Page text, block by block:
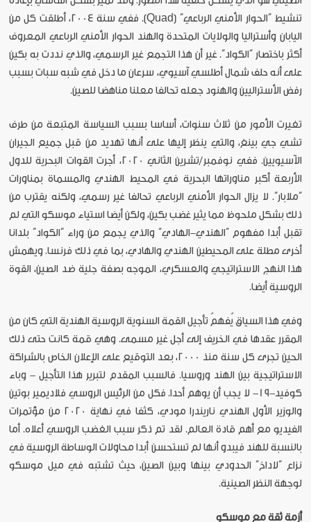
تنشيط “الحوار الأمني الرباعي” (Quad). ففي سنة 2004، أطلقت كل من
اليابان وأستراليا والولايات المتحدة والهند الحوار الأمني الرباعي المعروف
أكثر باختصار “الكواد”. غير أن هذا التجمع غير الرسمي، والذي نددت به بكين
على أنه حلف شمال أطلسي آسيوي، سرعان ما دخل في شبه سبات بسبب
رفض الأستراليين والهنود جعله تحالفا معلنا مناهضا للصين.
تغيرت الأمور من ثلاث سنوات، أساسا بسبب السياسة المتبعة من طرف
تشي جي بينغ، والتي ينظر إليها على أنها تهديد من قبل جميع الجيران
الآسيويين. ففي نوفمبر/تشرين الثاني 2020، أجرت القوات البحرية للدول
الأربعة أكبر مناوراتها البحرية في المحيط الهندي والمسماة بمناورات
“ملابار”. لا يزال الحوار الأمني الرباعي تحالفا غير رسمي، ولكنه يقترب من
ذلك بشكل ملحوظ مما يثير غضب بكين، ولكن أيضا استياء موسكو التي لم
تقبل أبدا مفهوم “الهندي-الهادي” والذي يجمع من وراء “الكواد” بلدانا
أخرى مطلة على المحيطين الهندي والهادي، بما في ذلك فرنسا. ويهمش
هذا النهج الاستراتيجي والعسكري، الموجه بصفة جلية ضد الصين، القوة
الروسية أيضا.
وفي هذا السياق يُفهمُ تأجيل القمة السنوية الروسية الهندية التي كان من
المقرر عقدها في الخريف إلى أجل غير مسمى. وهي قمة كانت حتى ذلك
الحين تجرى كل سنة منذ 2000، بعد التوقيع على الإعلان الخاص بالشراكة
الاستراتيجية بين الهند وروسيا. فالسبب المقدم لتبرير هذا التأجيل - وباء
كوفيد-19- لا يجب أن يوهم أحدا. فكل من الرئيس الروسي فلاديمير بوتين
والوزير الأول الهندي ناريندرا مودي، كثفا في نهاية 2020 من مؤتمرات
الفيديو مع أهم قادة العالم. لقد تم ذكر سبب الغضب الروسي أعلاه. أما
بالنسبة للهند فيبدو أنها لم تستحسن أبدا محاولات الوساطة الروسية في
نزاع “لاداخ” الحدودي بينها وبين الصين، حيث تشتبه في ميل موسكو
لوجهة النظر الصينية.
أزمة ثقة مع موسكو